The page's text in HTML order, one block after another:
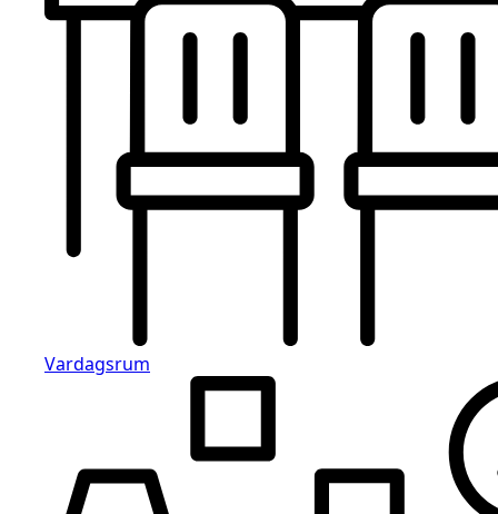
Vardagsrum